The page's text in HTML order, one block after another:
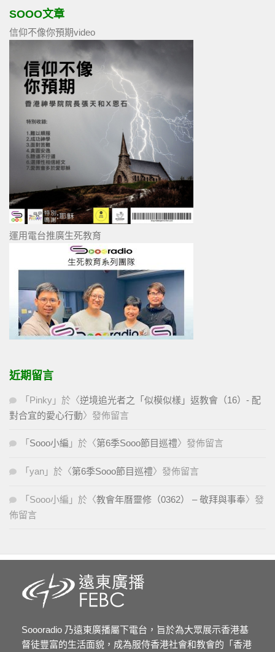
SOOO文章
信仰不像你預期video
運用電台推廣生死教育
近期留言
「 Pinky 」於〈逆境追光者之「似模似樣」返教會（16）- 配
對合宜的愛心行動〉發佈留言
「 Sooo小編 」於〈第6季Sooo節目巡禮〉發佈留言
「 yan 」於〈第6季Sooo節目巡禮〉發佈留言
「 Sooo小編 」於〈教會年曆靈修（0362） – 敬拜與事奉〉發
佈留言
Soooradio 乃遠東廣播屬下電台，旨於為大眾展示香港基
督徒豐富的生活面貌，成為服侍香港社會和教會的「香港